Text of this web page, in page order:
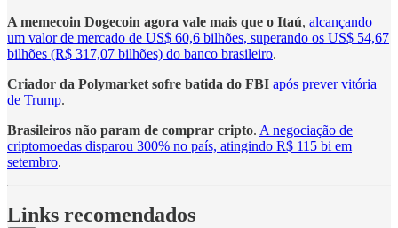
A memecoin Dogecoin agora vale mais que o Itaú, alcançando
um valor de mercado de US$ 60,6 bilhões, superando os US$ 54,67
bilhões (R$ 317,07 bilhões) do banco brasileiro.
Criador da Polymarket sofre batida do FBI após prever vitória
de Trump.
Brasileiros não param de comprar cripto. A negociação de
criptomoedas disparou 300% no país, atingindo R$ 115 bi em
setembro.
Links recomendados